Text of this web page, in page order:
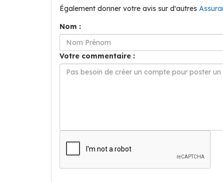
Également donner votre avis sur d'autres
Nom :
Votre commentaire :